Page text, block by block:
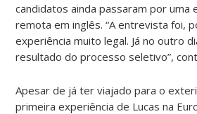
candidatos ainda passaram por uma
remota em inglês. “A entrevista foi,
experiência muito legal. Já no outro
resultado do processo seletivo”,
Apesar de já ter viajado para o
primeira experiência de Lucas na